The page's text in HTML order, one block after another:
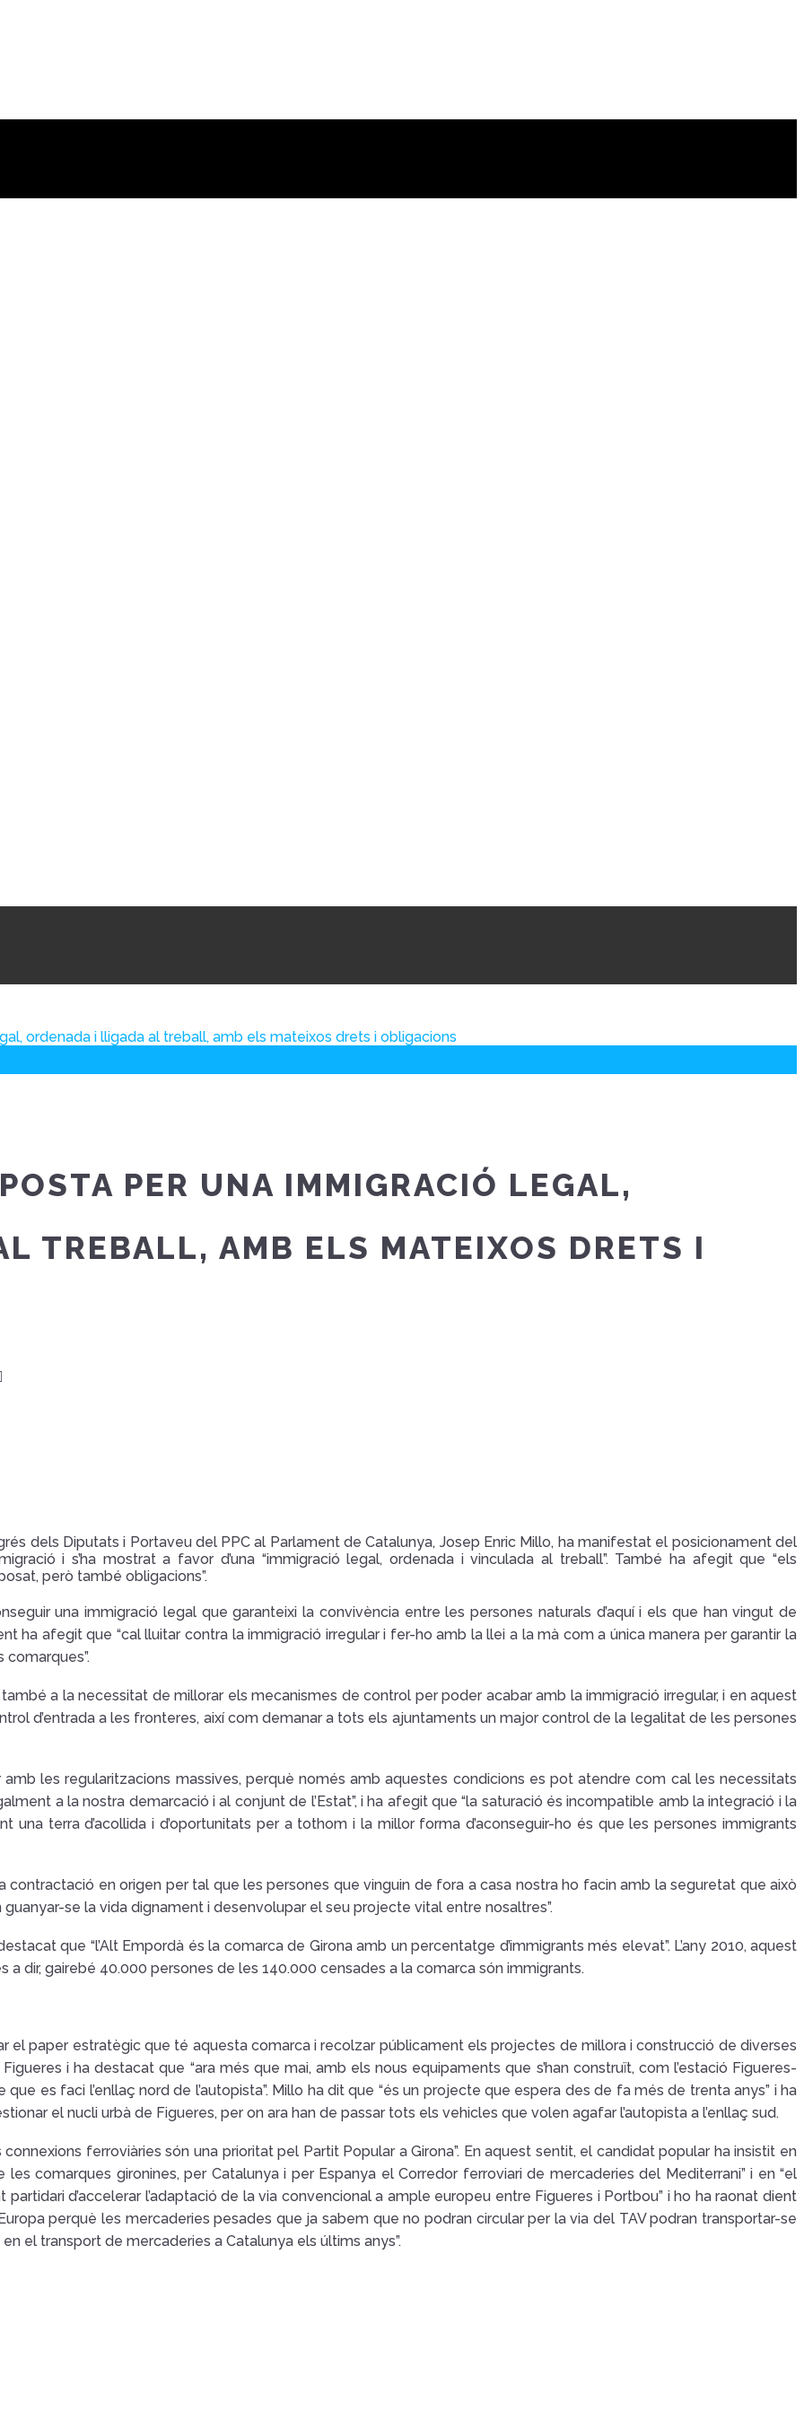
i lligada al treball, amb els mateixos drets i obligacions
ordenada i lligada al treball, amb els mateixos drets i obligacions
PER UNA IMMIGRACIÓ LEGAL,
TREBALL, AMB ELS MATEIXOS DRETS I
dels Diputats i Portaveu del PPC al Parlament de Catalunya, Josep Enric Millo, ha manifestat el posicionament del
i s’ha mostrat a favor d’una “immigració legal, ordenada i vinculada al treball”. També ha afegit que “els
però també obligacions”.
una immigració legal que garanteixi la convivència entre les persones naturals d’aquí i els que han vingut de
ha afegit que “cal lluitar contra la immigració irregular i fer-ho amb la llei a la mà com a única manera per garantir la
també a la necessitat de millorar els mecanismes de control per poder acabar amb la immigració irregular, i en aquest
d’entrada a les fronteres, així com demanar a tots els ajuntaments un major control de la legalitat de les persones
les regularitzacions massives, perquè només amb aquestes condicions es pot atendre com cal les necessitats
a la nostra demarcació i al conjunt de l’Estat”, i ha afegit que “la saturació és incompatible amb la integració i la
una terra d’acollida i d’oportunitats per a tothom i la millor forma d’aconseguir-ho és que les persones immigrants
en origen per tal que les persones que vinguin de fora a casa nostra ho facin amb la seguretat que això
se la vida dignament i desenvolupar el seu projecte vital entre nosaltres”.
que “l’Alt Empordà és la comarca de Girona amb un percentatge d’immigrants més elevat”. L’any 2010, aquest
a dir, gairebé 40.000 persones de les 140.000 censades a la comarca són immigrants.
el paper estratègic que té aquesta comarca i recolzar públicament els projectes de millora i construcció de diverses
i ha destacat que “ara més que mai, amb els nous equipaments que s’han construït, com l’estació Figueres-
es faci l’enllaç nord de l’autopista”. Millo ha dit que “és un projecte que espera des de fa més de trenta anys” i ha
el nucli urbà de Figueres, per on ara han de passar tots els vehicles que volen agafar l’autopista a l’enllaç sud.
connexions ferroviàries són una prioritat pel Partit Popular a Girona”. En aquest sentit, el candidat popular ha insistit en
comarques gironines, per Catalunya i per Espanya el Corredor ferroviari de mercaderies del Mediterrani” i en “el
d’accelerar l’adaptació de la via convencional a ample europeu entre Figueres i Portbou” i ho ha raonat dient
perquè les mercaderies pesades que ja sabem que no podran circular per la via del TAV podran transportar-se
el transport de mercaderies a Catalunya els últims anys”.